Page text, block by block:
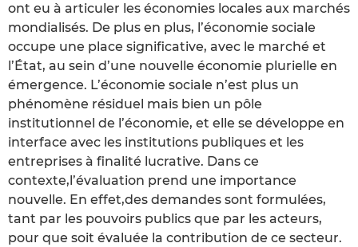
ont eu à articuler les économies locales aux marchés
mondialisés. De plus en plus, l’économie sociale
occupe une place significative, avec le marché et
l’État, au sein d’une nouvelle économie plurielle en
émergence. L’économie sociale n’est plus un
phénomène résiduel mais bien un pôle
institutionnel de l’économie, et elle se développe en
interface avec les institutions publiques et les
entreprises à finalité lucrative. Dans ce
contexte,l’évaluation prend une importance
nouvelle. En effet,des demandes sont formulées,
tant par les pouvoirs publics que par les acteurs,
pour que soit évaluée la contribution de ce secteur.